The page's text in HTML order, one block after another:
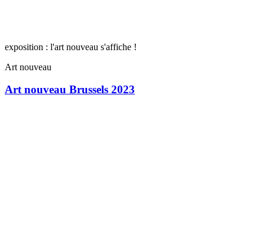
exposition : l'art nouveau s'affiche !
Art nouveau
Art nouveau Brussels 2023